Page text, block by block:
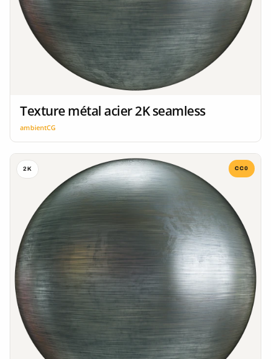
Texture métal acier 2K seamless
ambientCG
2K CC0